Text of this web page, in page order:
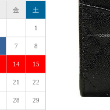
金 土
1
7 8
14 15
21 22
28 29